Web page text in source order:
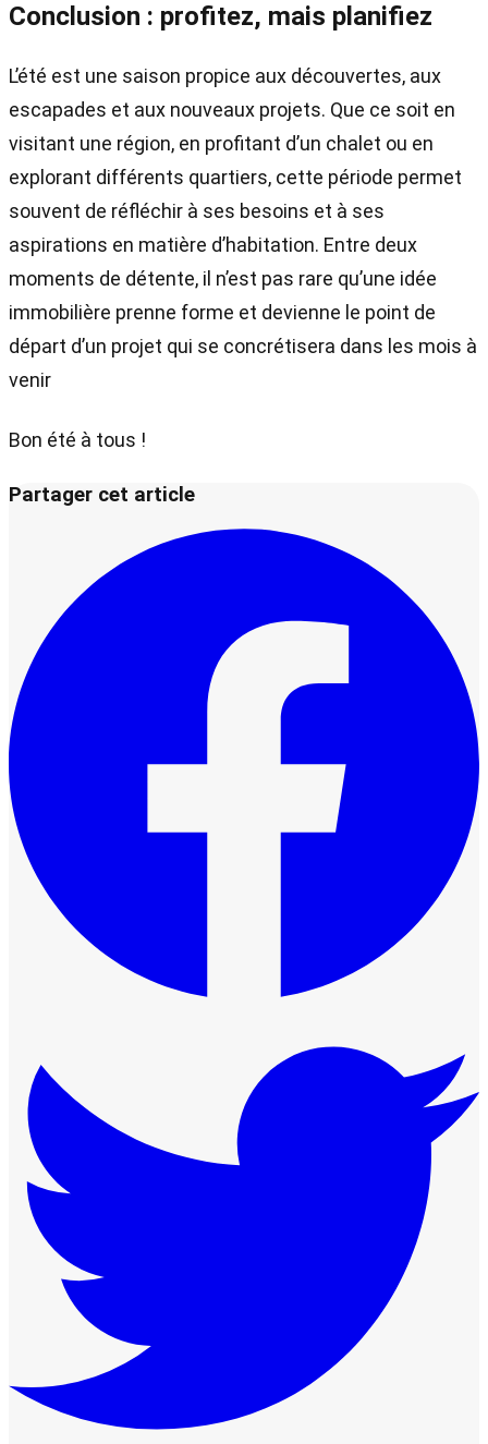
Conclusion : profitez, mais planifiez
L’été est une saison propice aux découvertes, aux
escapades et aux nouveaux projets. Que ce soit en
visitant une région, en profitant d’un chalet ou en
explorant différents quartiers, cette période permet
souvent de réfléchir à ses besoins et à ses
aspirations en matière d’habitation. Entre deux
moments de détente, il n’est pas rare qu’une idée
immobilière prenne forme et devienne le point de
départ d’un projet qui se concrétisera dans les mois à
venir
Bon été à tous !
Partager cet article